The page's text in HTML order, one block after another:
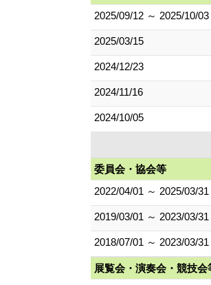
2025/09/12 ～ 2025/10/03
2025/03/15
2024/12/23
2024/11/16
2024/10/05
委員会・協会等
2022/04/01 ～ 2025/03/31
2019/03/01 ～ 2023/03/31
2018/07/01 ～ 2023/03/31
展覧会・演奏会・競技会